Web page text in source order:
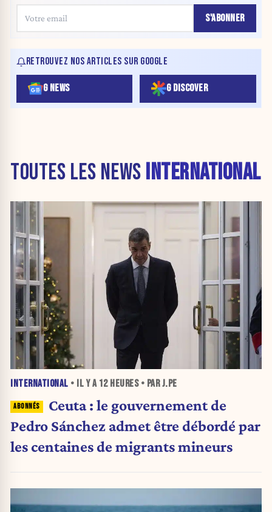
S'ABONNER
RETROUVEZ NOS ARTICLES SUR GOOGLE
G NEWS G DISCOVER
TOUTES LES NEWS INTERNATIONAL
INTERNATIONAL • IL Y A 12 HEURES• PAR J.PE
Ceuta : le gouvernement de
Pedro Sánchez admet être débordé par
les centaines de migrants mineurs